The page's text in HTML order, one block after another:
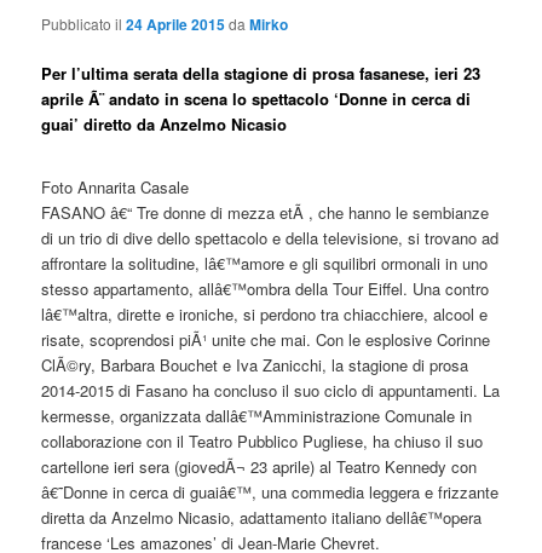
Pubblicato il24 Aprile 2015daMirko
Per l’ultima serata della stagione di prosa fasanese, ieri 23
aprile Ã¨ andato in scena lo spettacolo ‘Donne in cerca di
guai’ diretto da Anzelmo Nicasio
Foto Annarita Casale
FASANO â€“ Tre donne di mezza etÃ , che hanno le sembianze
di un trio di dive dello spettacolo e della televisione, si trovano ad
affrontare la solitudine, lâ€™amore e gli squilibri ormonali in uno
stesso appartamento, allâ€™ombra della Tour Eiffel. Una contro
lâ€™altra, dirette e ironiche, si perdono tra chiacchiere, alcool e
risate, scoprendosi piÃ¹ unite che mai. Con le esplosive Corinne
ClÃ©ry, Barbara Bouchet e Iva Zanicchi, la stagione di prosa
2014-2015 di Fasano ha concluso il suo ciclo di appuntamenti. La
kermesse, organizzata dallâ€™Amministrazione Comunale in
collaborazione con il Teatro Pubblico Pugliese, ha chiuso il suo
cartellone ieri sera (giovedÃ¬ 23 aprile) al Teatro Kennedy con
â€˜Donne in cerca di guaiâ€™, una commedia leggera e frizzante
diretta da Anzelmo Nicasio, adattamento italiano dellâ€™opera
francese ‘Les amazones’ di Jean-Marie Chevret.